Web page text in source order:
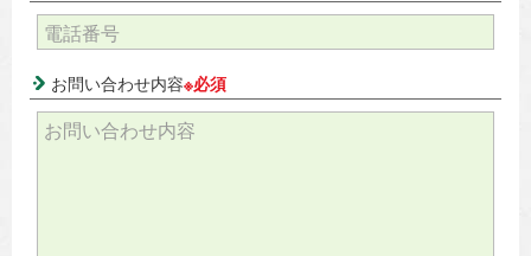
お問い合わせ内容※必須